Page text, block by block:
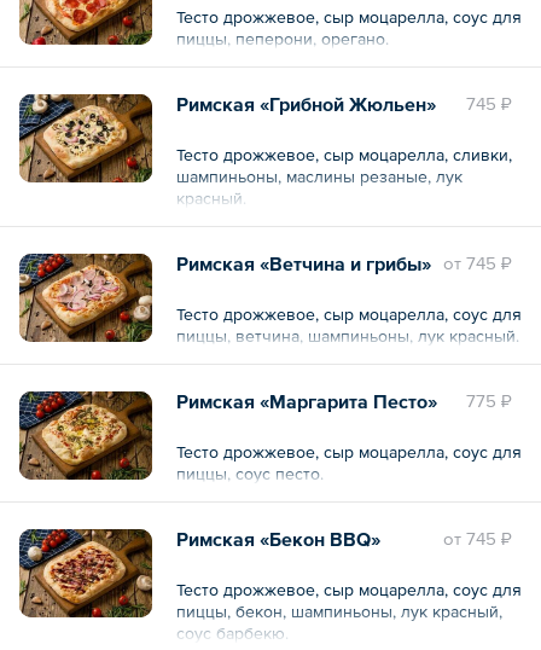
Тесто дрожжевое, сыр моцарелла, соус для
пиццы, пеперони, орегано.
745 ₽
Римская «Грибной Жюльен»
Тесто дрожжевое, сыр моцарелла, сливки,
шампиньоны, маслины резаные, лук
красный.
oт 745 ₽
Римская «Ветчина и грибы»
Тесто дрожжевое, сыр моцарелла, соус для
пиццы, ветчина, шампиньоны, лук красный.
775 ₽
Римская «Маргарита Песто»
Тесто дрожжевое, сыр моцарелла, соус для
пиццы, соус песто.
oт 745 ₽
Римская «Бекон BBQ»
Тесто дрожжевое, сыр моцарелла, соус для
пиццы, бекон, шампиньоны, лук красный,
соус барбекю.